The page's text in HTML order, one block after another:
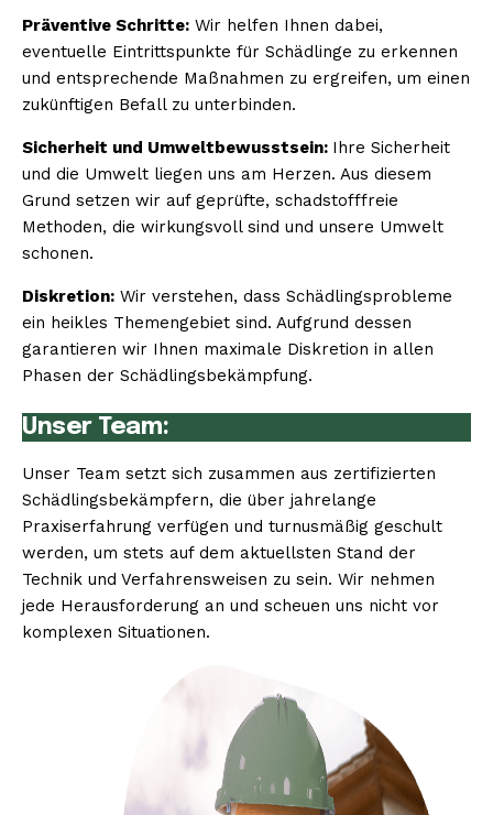
Präventive Schritte: Wir helfen Ihnen dabei,
eventuelle Eintrittspunkte für Schädlinge zu erkennen
und entsprechende Maßnahmen zu ergreifen, um einen
zukünftigen Befall zu unterbinden.
Sicherheit und Umweltbewusstsein: Ihre Sicherheit
und die Umwelt liegen uns am Herzen. Aus diesem
Grund setzen wir auf geprüfte, schadstofffreie
Methoden, die wirkungsvoll sind und unsere Umwelt
schonen.
Diskretion: Wir verstehen, dass Schädlingsprobleme
ein heikles Themengebiet sind. Aufgrund dessen
garantieren wir Ihnen maximale Diskretion in allen
Phasen der Schädlingsbekämpfung.
Unser Team:
Unser Team setzt sich zusammen aus zertifizierten
Schädlingsbekämpfern, die über jahrelange
Praxiserfahrung verfügen und turnusmäßig geschult
werden, um stets auf dem aktuellsten Stand der
Technik und Verfahrensweisen zu sein. Wir nehmen
jede Herausforderung an und scheuen uns nicht vor
komplexen Situationen.